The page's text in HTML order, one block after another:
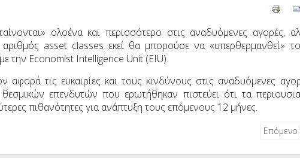
ολοένα και περισσότερο στις αναδυόμενες αγορές,
asset classes εκεί θα μπορούσε να «υπερθερμανθεί»
την Economist Intelligence Unit (EIU).
αφορά τις ευκαιρίες και τους κινδύνους στις αναδυόμενες
επενδυτών που ερωτήθηκαν πιστεύει ότι τα
πιθανότητες για ανάπτυξη τους επόμενους 12 μήνες.
Επόμενο